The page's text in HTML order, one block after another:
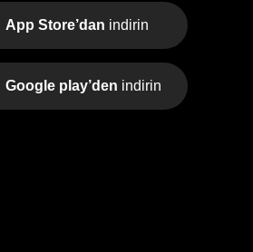
App Store’dan indirin
Google play’den indirin